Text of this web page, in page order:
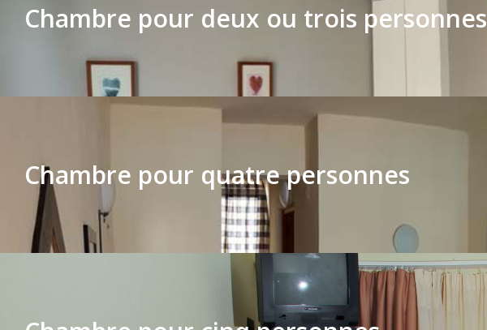
Chambre pour deux ou trois personnes
Chambre pour quatre personnes